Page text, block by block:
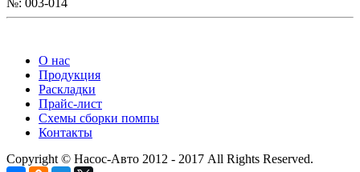
№: 003-014
О нас
Продукция
Раскладки
Прайс-лист
Схемы сборки помпы
Контакты
Copyright © Насос-Авто 2012 - 2017 All Rights Reserved.